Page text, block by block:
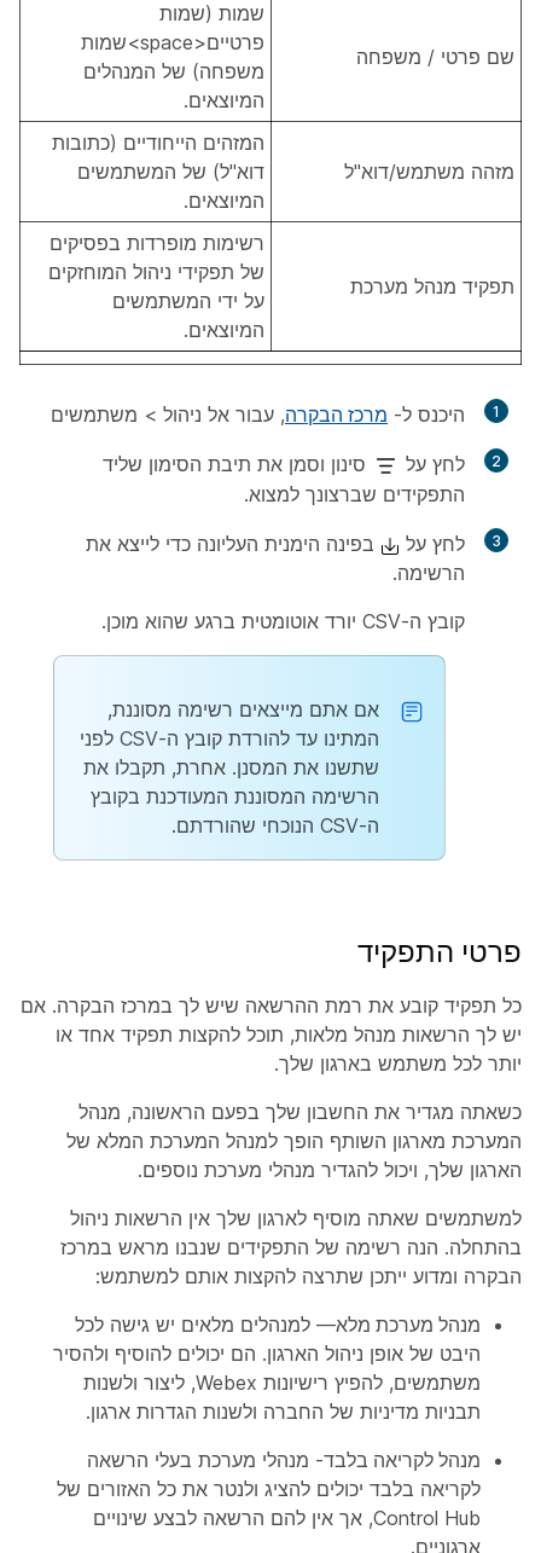
שם פרטי / משפחה
שמות (שמות
פרטיים<space>שמות
משפחה) של המנהלים
המיוצאים.
מזהה משתמש/דוא"ל
המזהים הייחודיים (כתובות
דוא"ל) של המשתמשים
המיוצאים.
תפקיד מנהל מערכת
רשימות מופרדות בפסיקים
של תפקידי ניהול המוחזקים
על ידי המשתמשים
המיוצאים.
1 היכנס ל- מרכז הבקרה, עבור אל ניהול > משתמשים
2 לחץ על סינון וסמן את תיבת הסימון שליד
התפקידים שברצונך למצוא.
3 לחץ על
בפינה הימנית העליונה כדי לייצא את
הרשימה.
קובץ ה-CSV יורד אוטומטית ברגע שהוא מוכן.
אם אתם מייצאים רשימה מסוננת,
המתינו עד להורדת קובץ ה-CSV לפני
שתשנו את המסנן. אחרת, תקבלו את
הרשימה המסוננת המעודכנת בקובץ
ה-CSV הנוכחי שהורדתם.
פרטי התפקיד
כל תפקיד קובע את רמת ההרשאה שיש לך במרכז הבקרה. אם
יש לך הרשאות מנהל מלאות, תוכל להקצות תפקיד אחד או
יותר לכל משתמש בארגון שלך.
כשאתה מגדיר את החשבון שלך בפעם הראשונה, מנהל
המערכת מארגון השותף הופך למנהל המערכת המלא של
הארגון שלך, ויכול להגדיר מנהלי מערכת נוספים.
למשתמשים שאתה מוסיף לארגון שלך אין הרשאות ניהול
בהתחלה. הנה רשימה של התפקידים שנבנו מראש במרכז
הבקרה ומדוע ייתכן שתרצה להקצות אותם למשתמש:
מנהל מערכת מלא— למנהלים מלאים יש גישה לכל
היבט של אופן ניהול הארגון. הם יכולים להוסיף ולהסיר
משתמשים, להפיץ רישיונות Webex, ליצור ולשנות
תבניות מדיניות של החברה ולשנות הגדרות ארגון.
מנהל לקריאה בלבד- מנהלי מערכת בעלי הרשאה
לקריאה בלבד יכולים להציג ולנטר את כל האזורים של
Control Hub, אך אין להם הרשאה לבצע שינויים
ארגוניים.